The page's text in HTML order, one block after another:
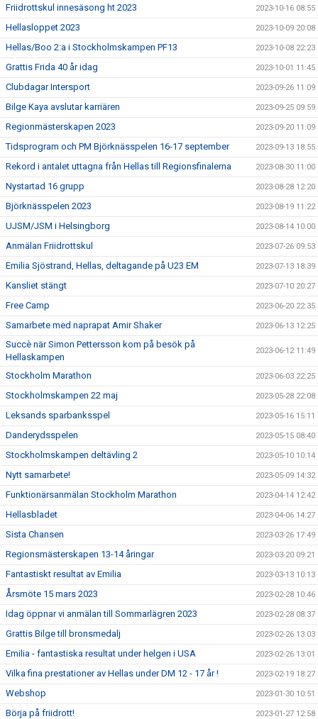
Friidrottskul innesäsong ht 2023 2023-10-16 08:55
Hellasloppet 2023 2023-10-09 20:08
Hellas/Boo 2:a i Stockholmskampen PF13 2023-10-08 22:23
Grattis Frida 40 år idag 2023-10-01 11:45
Clubdagar Intersport 2023-09-26 11:09
Bilge Kaya avslutar karriären 2023-09-25 09:59
Regionmästerskapen 2023 2023-09-20 11:09
Tidsprogram och PM Björknässpelen 16-17 september 2023-09-13 18:55
Rekord i antalet uttagna från Hellas till Regionsfinalerna 2023-08-30 11:00
Nystartad 16 grupp 2023-08-28 12:20
Björknässpelen 2023 2023-08-19 11:22
UJSM/JSM i Helsingborg 2023-08-14 10:00
Anmälan Friidrottskul 2023-07-26 09:53
Emilia Sjöstrand, Hellas, deltagande på U23 EM 2023-07-13 18:39
Kansliet stängt 2023-07-10 20:27
Free Camp 2023-06-20 22:35
Samarbete med naprapat Amir Shaker 2023-06-13 12:25
Succè när Simon Pettersson kom på besök på
Hellaskampen
2023-06-12 11:49
Stockholm Marathon 2023-06-03 22:25
Stockholmskampen 22 maj 2023-05-28 22:08
Leksands sparbanksspel 2023-05-16 15:11
Danderydsspelen 2023-05-15 08:40
Stockholmskampen deltävling 2 2023-05-10 10:14
Nytt samarbete! 2023-05-09 14:32
Funktionärsanmälan Stockholm Marathon 2023-04-14 12:42
Hellasbladet 2023-04-06 14:27
Sista Chansen 2023-03-26 17:49
Regionsmästerskapen 13-14 åringar 2023-03-20 09:21
Fantastiskt resultat av Emilia 2023-03-13 10:13
Årsmöte 15 mars 2023 2023-02-28 10:46
Idag öppnar vi anmälan till Sommarlägren 2023 2023-02-28 08:37
Grattis Bilge till bronsmedalj 2023-02-26 13:03
Emilia - fantastiska resultat under helgen i USA 2023-02-26 13:01
Vilka fina prestationer av Hellas under DM 12 - 17 år ! 2023-02-19 18:27
Webshop 2023-01-30 10:51
Börja på friidrott! 2023-01-27 12:58